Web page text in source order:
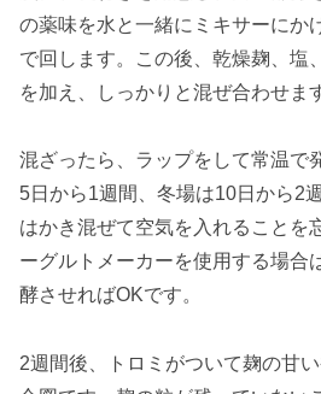
の薬味を水と一緒にミキサーにか
で回します。この後、乾燥麹、塩
を加え、しっかりと混ぜ合わせま
混ざったら、ラップをして常温で
5日から1週間、冬場は10日から2
はかき混ぜて空気を入れることを
ーグルトメーカーを使用する場
酵させればOKです。
2週間後、トロミがついて麹の甘